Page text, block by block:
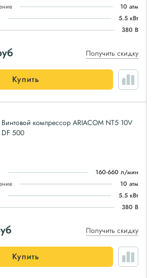
10 атм
5.5 кВт
380 В
Получить скидку
Купить
Винтовой компрессор ARIACOM NT5 10V
DF 500
160-660 л/мин
10 атм
5.5 кВт
380 В
Получить скидку
Купить